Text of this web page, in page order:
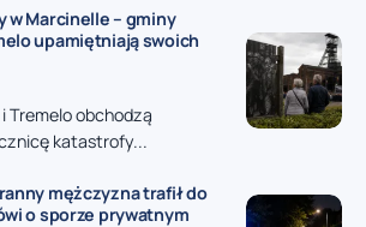
w Marcinelle – gminy
upamiętniają swoich
Tremelo obchodzą
katastrofy...
mężczyzna trafił do
o sporze prywatnym